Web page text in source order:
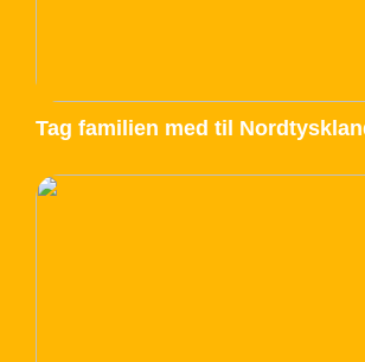
Tag familien med til